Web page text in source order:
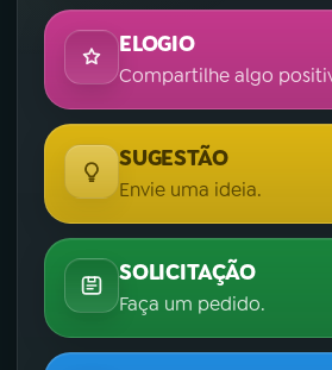
ELOGIO
Compartilhe algo
SUGESTÃO
Envie uma ideia.
SOLICITAÇÃO
Faça um pedido.